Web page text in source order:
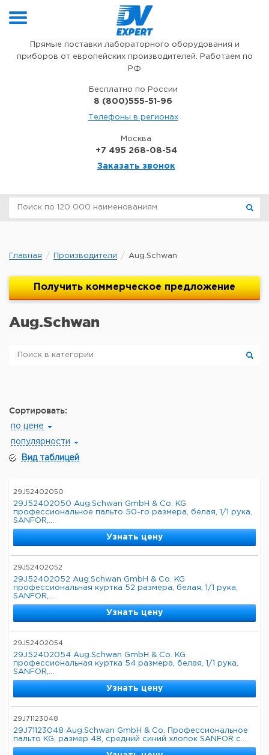
Прямые поставки лабораторного оборудования и
приборов от европейских производителей. Работаем по
РФ
Бесплатно по России
8 (800)555-51-96
Телефоны в регионах
Москва
+7 495 268-08-54
Заказать звонок
Главная Производители Aug.Schwan
Получить коммерческое предложение
Aug.Schwan
Сортировать:
по цене
популярности
Вид таблицей
29J52402050
29J52402050 Aug.Schwan GmbH & Co. KG
профессиональное пальто 50-го размера, белая, 1/1 рука,
SANFOR,...
Узнать цену
29J52402052
29J52402052 Aug.Schwan GmbH & Co. KG
профессиональная куртка 52 размера, белая, 1/1 рука,
SANFOR,...
Узнать цену
29J52402054
29J52402054 Aug.Schwan GmbH & Co. KG
профессиональная куртка 54 размера, белая, 1/1 рука,
SANFOR,...
Узнать цену
29J71123048
29J71123048 Aug.Schwan GmbH & Co. Профессиональное
пальто KG, размер 48, средний синий хлопок SANFOR с...